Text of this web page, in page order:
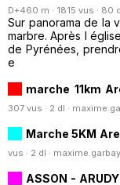
D+460 m · 1815 vus · 80
Sur panorama de la
marbre. Après l
de Pyrénées,
e
marche 11km
307 vus · 2 dl ·
Marche 5KM
vus · 2 dl ·
ASSON -